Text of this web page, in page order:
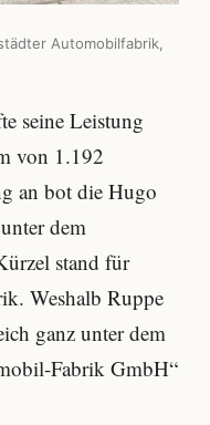
Automobilfabrik,
seine Leistung
von 1.192
an bot die Hugo
dem
stand für
Weshalb Ruppe
ganz unter dem
Fabrik GmbH“